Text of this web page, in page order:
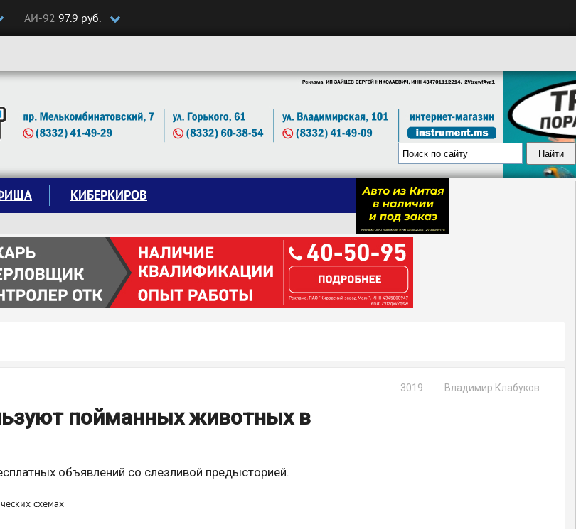
АИ-92 97.9 руб.
КИБЕРКИРОВ
Владимир Клабуков
3019
пойманных животных в
объявлений со слезливой предысторией.